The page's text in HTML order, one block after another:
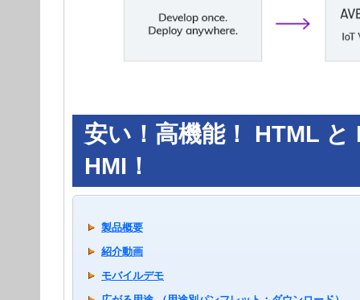
安い！高機能！ HTML
HMI！
製品概要
紹介動画
モバイルデモ